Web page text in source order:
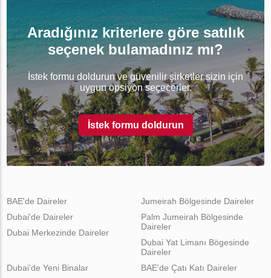
Aradığınız kriterlere göre satılık
seçenek bulamadınız mı?
İstek formu doldurun ve güvenilir şirketler sizin için
uygun opsiyon seçecerler.
İstek formu doldurun
BAE'de Daireler
Dubai'de Daireler
Dubai Merkezinde Daireler
Jumeirah Bölgesinde Daireler
Palm Jumeirah Bölgesinde
Daireler
Dubai Yat Limanı Bögesinde
Daireler
Dubai'de Yeni Binalar
BAE'de Çatı Katı Daireler